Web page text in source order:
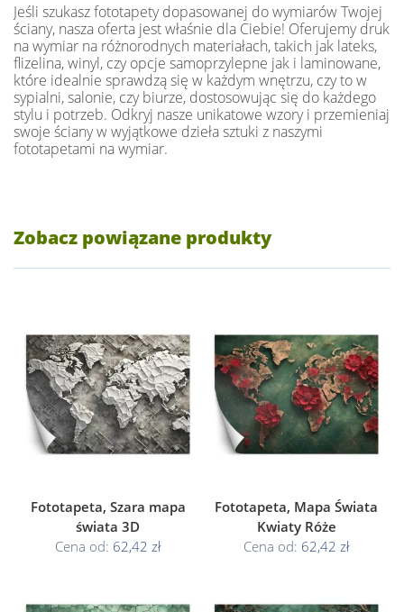
Jeśli szukasz fototapety dopasowanej do wymiarów Twojej
ściany, nasza oferta jest właśnie dla Ciebie! Oferujemy druk
na wymiar na różnorodnych materiałach, takich jak lateks,
flizelina, winyl, czy opcje samoprzylepne jak i laminowane,
które idealnie sprawdzą się w każdym wnętrzu, czy to w
sypialni, salonie, czy biurze, dostosowując się do każdego
stylu i potrzeb. Odkryj nasze unikatowe wzory i przemieniaj
swoje ściany w wyjątkowe dzieła sztuki z naszymi
fototapetami na wymiar.
Zobacz powiązane produkty
Fototapeta, Szara mapa
świata 3D
Cena od: 62,42 zł
Fototapeta, Mapa Świata
Kwiaty Róże
Cena od: 62,42 zł